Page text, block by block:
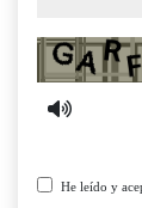
Captcha
He leído y